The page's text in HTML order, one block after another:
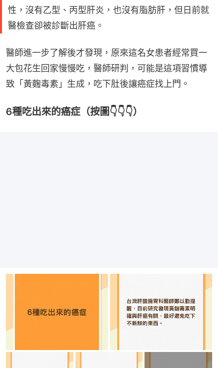
性，沒有乙型、丙型肝炎，也沒有脂肪肝，但日前就
醫檢查卻被診斷出肝癌。
醫師進一步了解後才發現，原來這名女患者經常買一
大包花生回家慢慢吃，醫師研判，可能是這項習慣導
致「黃麴毒素」生成，吃下肚後讓癌症找上門。
6種吃出來的癌症（按圖👇👇👇）